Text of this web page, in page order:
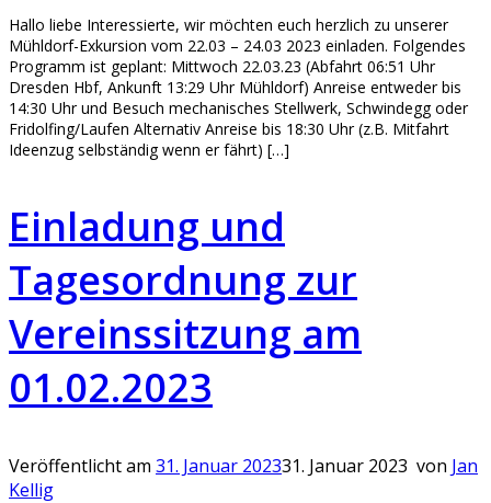
Hallo liebe Interessierte, wir möchten euch herzlich zu unserer
Mühldorf-Exkursion vom 22.03 – 24.03 2023 einladen. Folgendes
Programm ist geplant: Mittwoch 22.03.23 (Abfahrt 06:51 Uhr
Dresden Hbf, Ankunft 13:29 Uhr Mühldorf) Anreise entweder bis
14:30 Uhr und Besuch mechanisches Stellwerk, Schwindegg oder
Fridolfing/Laufen Alternativ Anreise bis 18:30 Uhr (z.B. Mitfahrt
Ideenzug selbständig wenn er fährt) […]
Einladung und
Tagesordnung zur
Vereinssitzung am
01.02.2023
Veröffentlicht am 31. Januar 202331. Januar 2023 von Jan
Kellig